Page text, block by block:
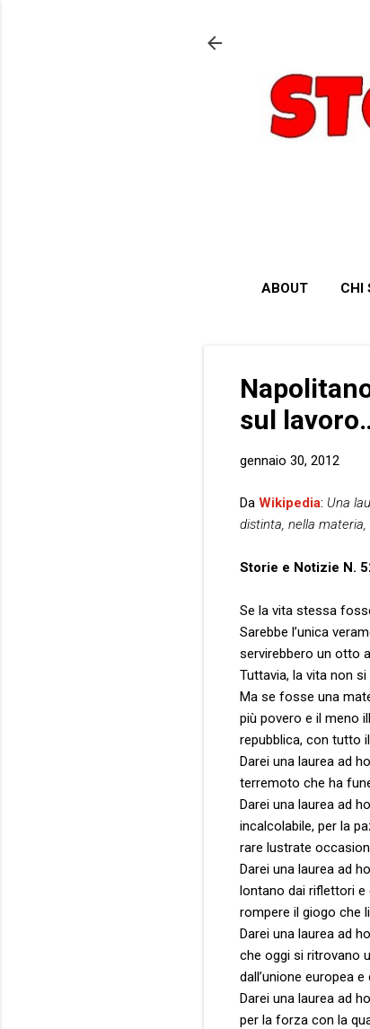
ABOUT CHI
sul
gennaio 30, 2012
Da Wikipedia: Una
distinta, nella
Storie e Notizie N.
Se la vita stessa
Sarebbe l’unica
servirebbero un otto
Tuttavia, la vita non
Ma se fosse una
più povero e il meno
repubblica, con tutto
Darei una laurea ad
terremoto che ha
Darei una laurea ad
incalcolabile, per la
rare lustrate
Darei una laurea ad
lontano dai riflettori e
rompere il giogo che
Darei una laurea ad
che oggi si ritrovano
dall’unione europea
Darei una laurea ad
per la forza con la